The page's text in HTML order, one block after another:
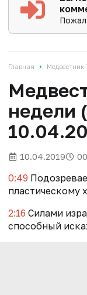
Главная •
недели
10.04.2019
0:49
пластическому
2:16 Силами
способный